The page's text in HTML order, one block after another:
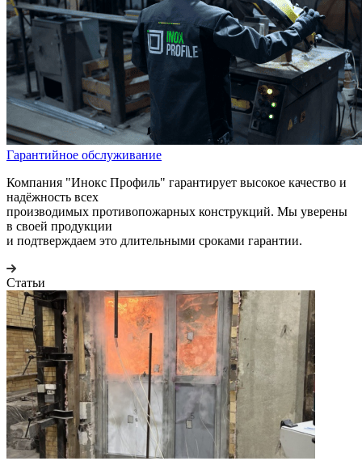
Гарантийное обслуживание
Компания "Инокс Профиль" гарантирует высокое качество и
надёжность всех
производимых противопожарных конструкций. Мы уверены
в своей продукции
и подтверждаем это длительными сроками гарантии.
Статьи